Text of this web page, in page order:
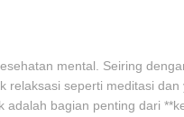
mental. Seiring
relaksasi seperti meditasi
bagian penting dari